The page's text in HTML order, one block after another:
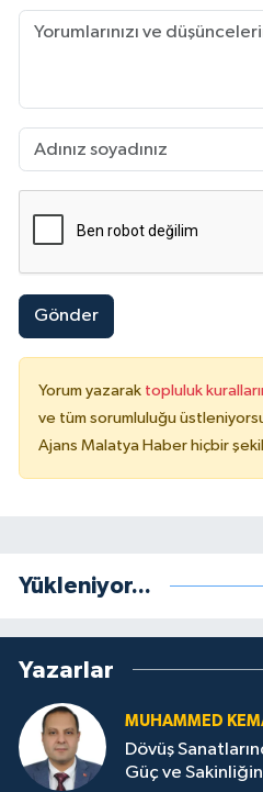
Gönder
Yorum yazarak topluluk
ve tüm sorumluluğu
Ajans Malatya Haber hiçbir
Yükleniyor...
Yazarlar
MUHAMMED
Dövüş
Güç ve